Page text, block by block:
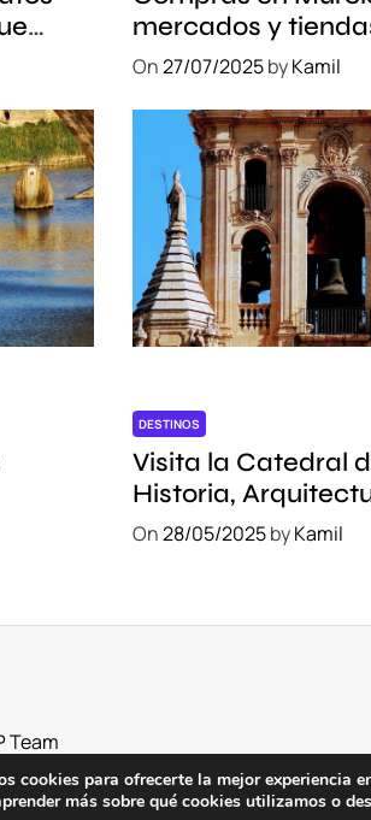
mercados y
On27/07/2025byKamil
DESTINOS
Visita la Catedral
Historia,
On28/05/2025byKamil
Team
cookies para ofrecerte la mejor experiencia
más sobre qué cookies utilizamos o